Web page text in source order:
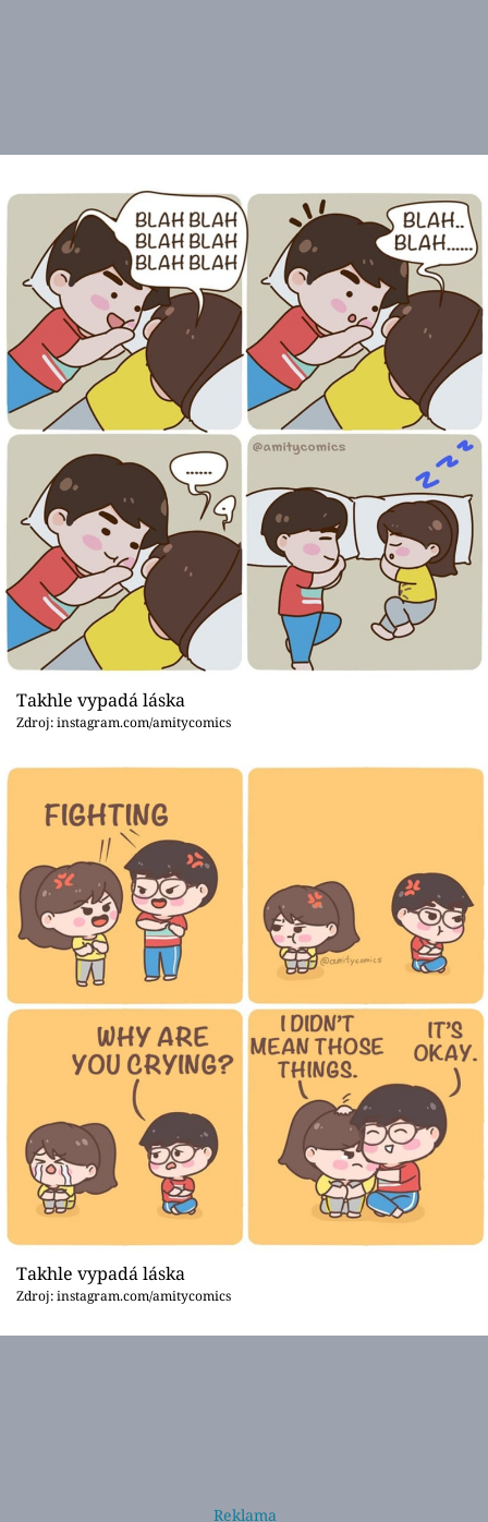
Takhle vypadá láska
Zdroj: instagram.com/amitycomics
Takhle vypadá láska
Zdroj: instagram.com/amitycomics